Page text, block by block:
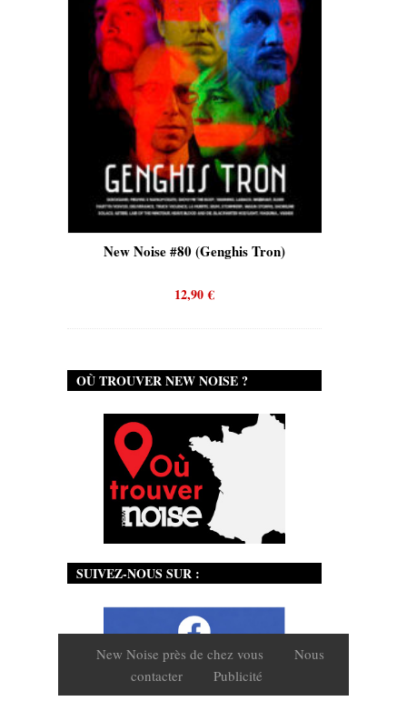
New Noise #80 (Genghis Tron)
12,90€
OÙ TROUVER NEW NOISE ?
SUIVEZ-NOUS SUR :
New Noise près de chez vous
Nous
contacter
Publicité